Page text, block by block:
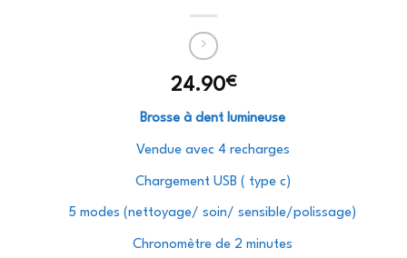
24.90€
Brosse à dent lumineuse
Vendue avec 4 recharges
Chargement USB ( type c)
5 modes (nettoyage/ soin/ sensible/polissage)
Chronomètre de 2 minutes